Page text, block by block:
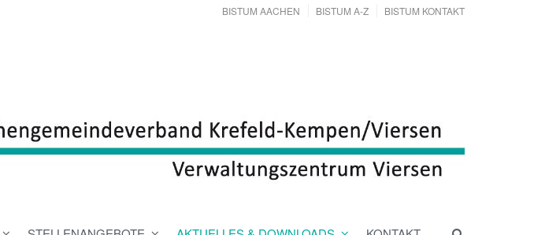
BISTUM AACHEN BISTUM A-Z BISTUM KONTAKT